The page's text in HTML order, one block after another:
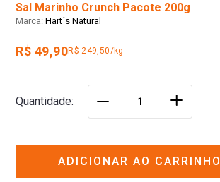
Sal Marinho Crunch Pacote 200g
Hart´s Natural
R$ 49,90R$ 249,50/kg
Quantidade ＋
ADICIONAR AO CARRINHO